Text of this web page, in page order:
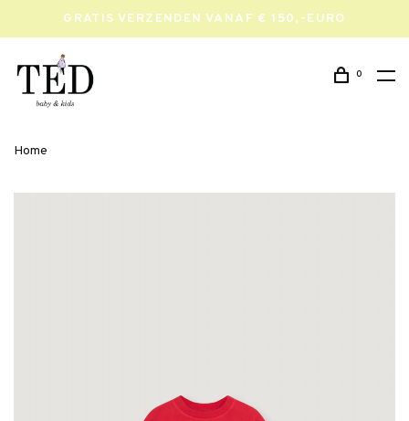
GRATIS VERZENDEN VANAF € 150,-EURO
0
Home